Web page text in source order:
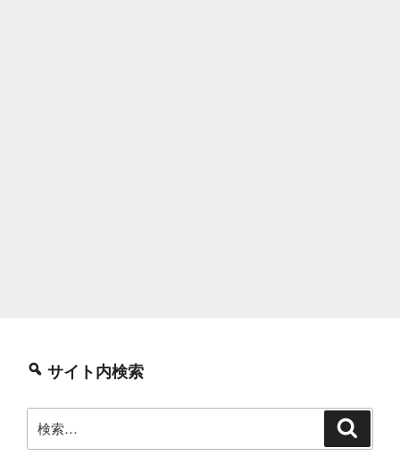
サイト内検索
索: